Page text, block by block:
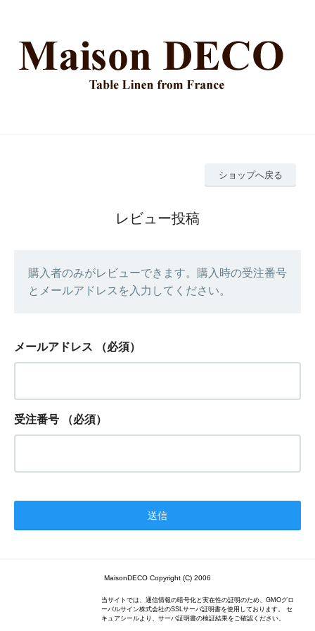
ショップへ戻る
レビュー投稿
購入者のみがレビューできます。購入時の受注番号
とメールアドレスを入力してください。
メールアドレス （必須）
受注番号 （必須）
MaisonDECO Copyright (C) 2006
当サイトでは、通信情報の暗号化と実在性の証明のため、GMOグロ
ーバルサイン株式会社のSSLサーバ証明書を使用しております。 セ
キュアシールより、サーバ証明書の検証結果をご確認ください。